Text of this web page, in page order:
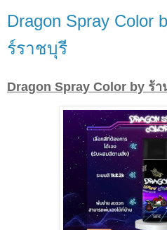
Dragon Spray Color
ร์ราชบุรี
Dragon Spray Color by ร้า